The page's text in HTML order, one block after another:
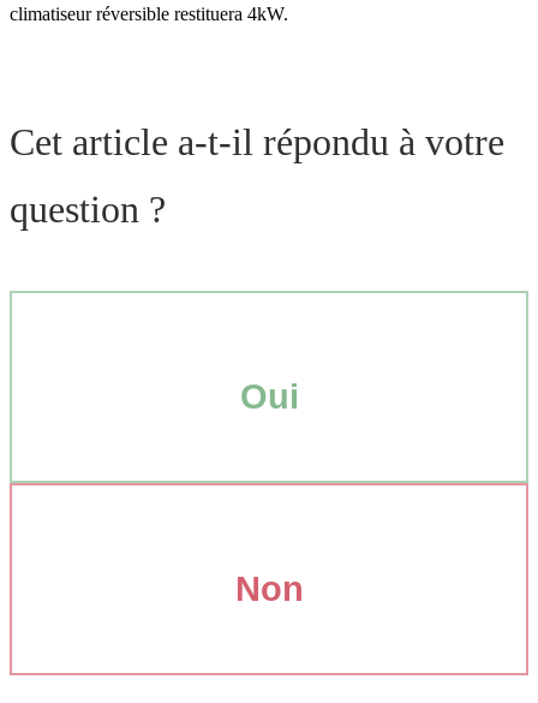
climatiseur réversible restituera 4kW.
Cet article a-t-il répondu à votre
question ?
Oui
Non